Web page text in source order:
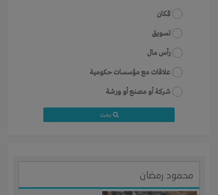
المكان
تسويق
رأس مال
علاقات مع مؤسسات حكومية
شركة أو مصنع أو ورشة
محمود رمضان